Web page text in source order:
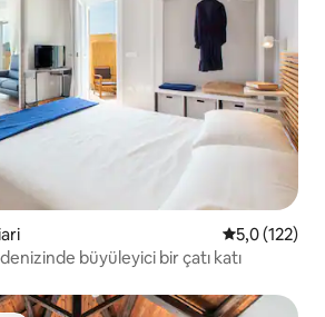
5 üzerinden
5,0 (122)
büyüleyici bir çatı katı